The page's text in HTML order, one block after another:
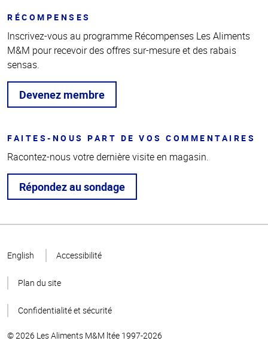
RÉCOMPENSES
Inscrivez-vous au programme Récompenses Les Aliments
M&M pour recevoir des offres sur-mesure et des rabais
sensas.
Devenez membre
FAITES-NOUS PART DE VOS COMMENTAIRES
Racontez-nous votre dernière visite en magasin.
Répondez au sondage
page
English Accessibilité
Plan du site
Confidentialité et sécurité
© 2026 Les Aliments M&M ltée 1997-2026